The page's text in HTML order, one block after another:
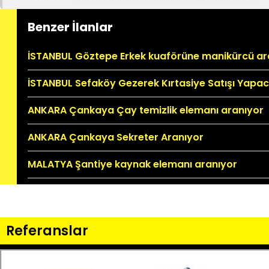
Benzer İlanlar
İSTANBUL Göztepe Erkek kuaförüne manikürcü
İSTANBUL Sefaköy Gezerek Kırtasiye Satışı
ANKARA Çankaya Çay temizlik elemanı aranıyor
ANKARA Çankaya Sekreter Aranıyor
MALATYA Şantiye kaynak elemanı aranıyor
Referanslar